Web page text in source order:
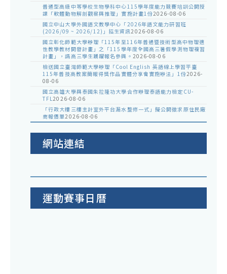
普通型高級中等學校生物學科中心115學年度能力競賽培訓公開授
課「軟體動物解剖觀察與推理」實施計畫1份2026-08-06
國立中山大學外國語文教學中心「2026年語文能力研習班
(2026/09 ~ 2026/12)」招生資訊2026-08-06
國立彰化師範大學辦理「115年至116年普通暨技術型高中物理適
性教學教材開發計畫」之「115學年度全國高三暑假學測物理複習
計畫」，請高三學生踴躍報名參與。 2026-08-06
檢送國立臺灣師範大學辦理「Cool English 英語線上學習平臺
115年普技高教案簡報得獎作品實體分享會實施辦法」1份2026-
08-06
國立高雄大學與泰國朱拉隆功大學合作辦理泰語能力檢定CU-
TFL2026-08-06
「行政大樓三樓主計室外平台漏水整修一式」擬公開徵求原住民廠
商報價單2026-08-06
網站連結
運動賽事日曆